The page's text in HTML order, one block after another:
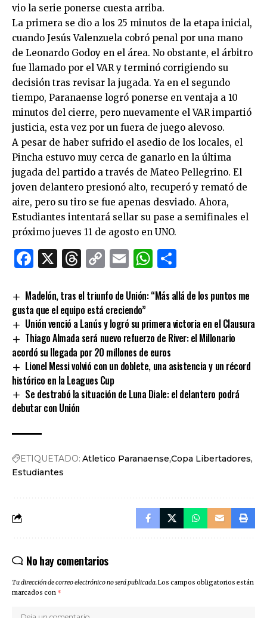
vio la serie ponerse cuesta arriba.
La primera se dio a los 25 minutos de la etapa inicial,
cuando Jesús Valenzuela cobró penal por una mano
de Leonardo Godoy en el área. No obstante, el árbitro
fue llamado por el VAR y terminó corrigiendo su
decisión tras revisar la jugada. Ya en el segundo
tiempo, Paranaense logró ponerse en ventaja a 10
minutos del cierre, pero nuevamente el VAR impartió
justicia, esta vez por un fuera de juego alevoso.
A pesar de haber sufrido el asedio de los locales, el
Pincha estuvo muy cerca de ganarlo en la última
jugada del partido a través de Mateo Pellegrino. El
joven delantero presionó alto, recuperó y remató de
aire, pero su tiro se fue apenas desviado. Ahora,
Estudiantes intentará sellar su pase a semifinales el
próximo jueves 11 de agosto en UNO.
Facebook
X Threads
CopyEmailWhatsApp
Madelón, tras el triunfo de Unión: “Más allá de los puntos me
gusta que el equipo está creciendo”
Unión venció a Lanús y logró su primera victoria en el Clausura
Thiago Almada será nuevo refuerzo de River: el Millonario
acordó su llegada por 20 millones de euros
Lionel Messi volvió con un doblete, una asistencia y un récord
histórico en la Leagues Cup
Se destrabó la situación de Luna Diale: el delantero podrá
debutar con Unión
ETIQUETADO: Atletico Paranaense Copa Libertadores
Estudiantes
No hay comentarios
Tu dirección de correo electrónico no será publicada.Los campos obligatorios están
marcados con *